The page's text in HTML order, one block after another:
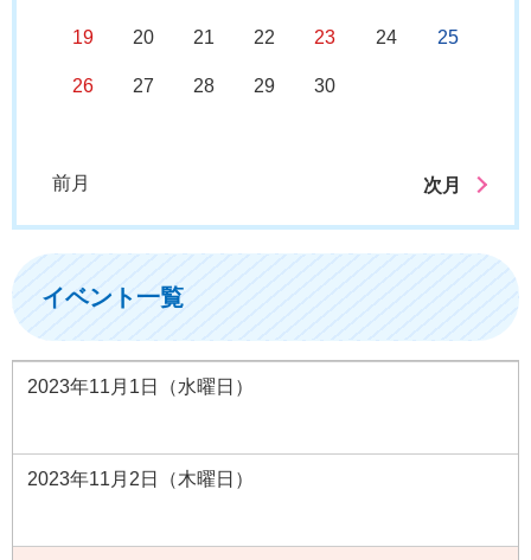
19 20 21 22 23 24 25
26 27 28 29 30
前月 次月
イベント一覧
2023年11月1日（水曜日）
2023年11月2日（木曜日）